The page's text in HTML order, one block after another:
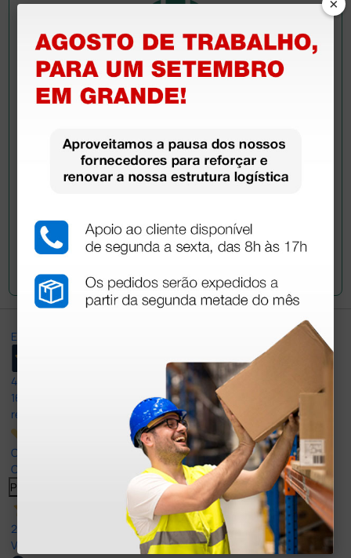
Pergunte a um colega
Ainda tem dúvidas?Necessita de mais
Excellent
4,8
165
reviews
Our 4 and 5 star reviews.
Click here to read them all >
Previous
27 Jul 2026
Very good